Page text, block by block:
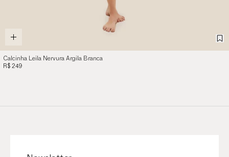
Calcinha Leila Nervura Argila Branca
R$ 249